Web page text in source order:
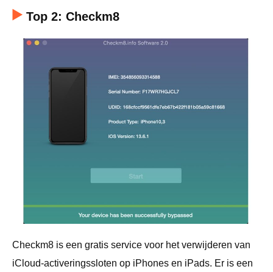
Top 2: Checkm8
Checkm8 is een gratis service voor het verwijderen van
iCloud-activeringssloten op iPhones en iPads. Er is een